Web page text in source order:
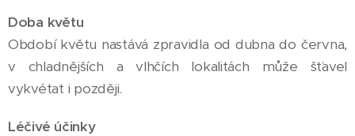
Doba květu
Období květu nastává zpravidla od dubna do června,
v chladnějších a vlhčích lokalitách může šťavel
vykvétat i později.
Léčivé účinky